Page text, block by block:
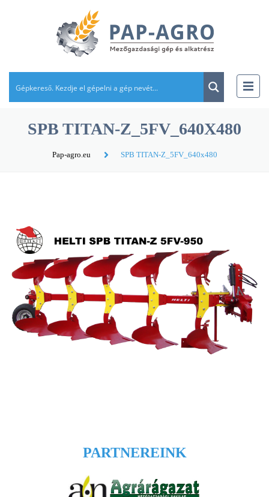
SPB TITAN-Z_5FV_640X480
Pap-agro.eu SPB TITAN-Z_5FV_640x480
PARTNEREINK